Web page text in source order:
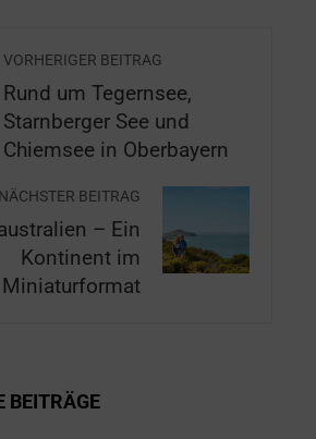
VORHERIGER BEITRAG
Rund um Tegernsee,
Starnberger See und
Chiemsee in Oberbayern
NÄCHSTER BEITRAG
– Ein
Kontinent im
Miniaturformat
BEITRÄGE